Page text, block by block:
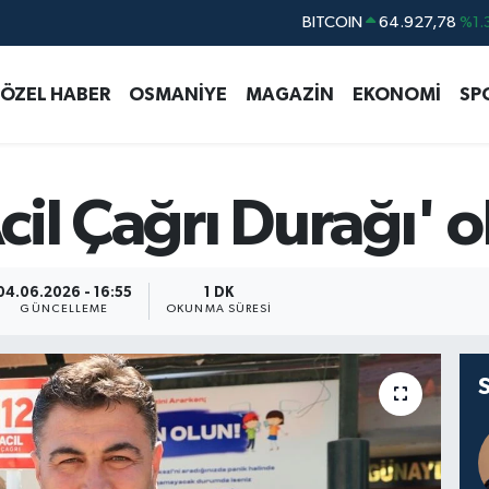
55,0398
BİST100 13.703
ÖZEL HABER OSMANİYE MAGAZİN EKONOMİ
Çağrı Durağı'
- 16:55
GÜNCELLEME
1 DK
OKUNMA SÜRESI